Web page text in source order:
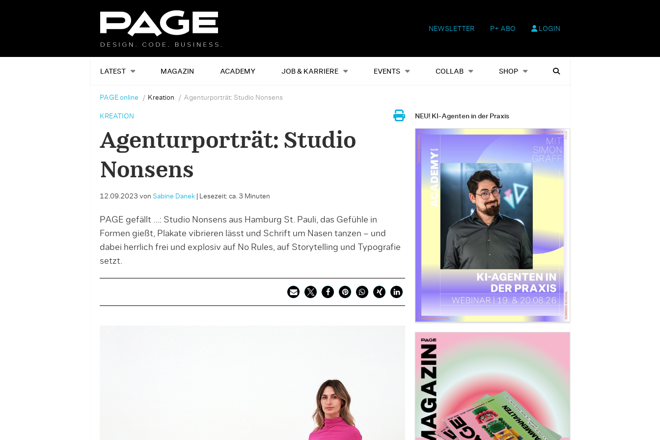
NEWSLETTER P+ ABO LOGIN
LATEST MAGAZIN ACADEMY JOB & KARRIERE EVENTS COLLAB SHOP
Alles Events Shop Heftausgaben Suchen
PAGE online Kreation Agenturporträt: Studio Nonsens
KREATION
Agenturporträt: Studio
Nonsens
12.09.2023 von Sabine Danek| Lesezeit: ca. 3 Minuten
PAGE gefällt …: Studio Nonsens aus Hamburg St. Pauli, das Gefühle in
Formen gießt, Plakate vibrieren lässt und Schrift um Nasen tanzen – und
dabei herrlich frei und explosiv auf No Rules, auf Storytelling und Typografie
setzt.
NEU! KI-Agenten in der Praxis